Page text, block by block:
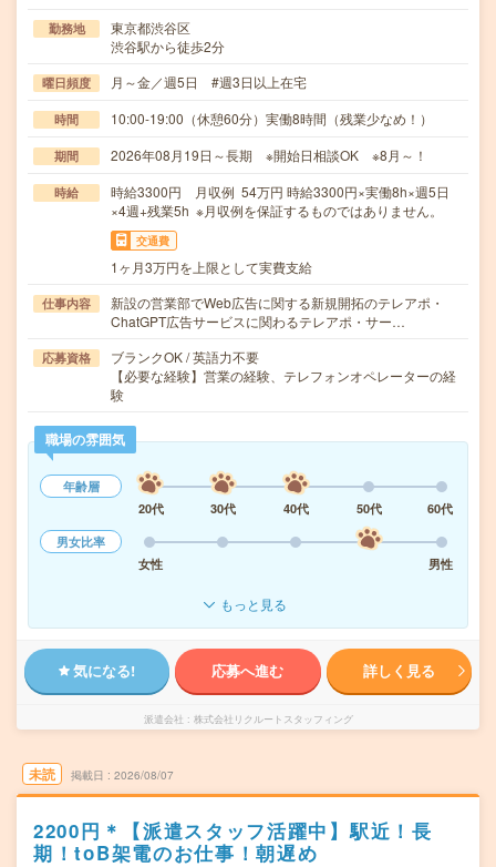
勤務地
東京都渋谷区
渋谷駅から徒歩2分
曜日頻度 月～金／週5日 #週3日以上在宅
時間 10:00-19:00（休憩60分）実働8時間（残業少なめ！）
期間 2026年08月19日～長期 ※開始日相談OK ※8月～！
時給
時給3300円 月収例 54万円 時給3300円×実働8h×週5日
×4週+残業5h ※月収例を保証するものではありません。
交通費
1ヶ月3万円を上限として実費支給
仕事内容
新設の営業部でWeb広告に関する新規開拓のテレアポ・
ChatGPT広告サービスに関わるテレアポ・サー…
応募資格
ブランクOK / 英語力不要
【必要な経験】営業の経験、テレフォンオペレーターの経
験
職場の雰囲気
年齢層
20代
30代 40代 50代
60代
男女比率
女性
男性
もっと見る
気になる! 応募へ進む 詳しく見る
派遣会社 株式会社リクルートスタッフィング
未読 掲載日 2026/08/07
2200円＊【派遣スタッフ活躍中】駅近！長
期！toB架電のお仕事！朝遅め